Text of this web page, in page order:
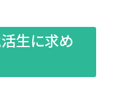
グ」
完全ガイド
生に求め